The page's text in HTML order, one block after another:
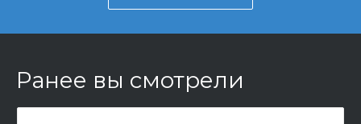
Ранее вы смотрели